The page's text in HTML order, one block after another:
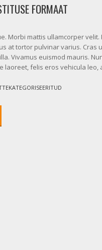
FORMAAT
Morbi mattis ullamcorper velit.
at tortor pulvinar varius. Cras
Vivamus euismod mauris.
laoreet, felis eros vehicula leo,